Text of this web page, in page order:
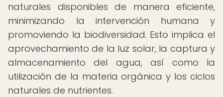
naturales disponibles de manera eficiente,
minimizando la intervención humana y
promoviendo la biodiversidad. Esto implica el
aprovechamiento de la luz solar, la captura y
almacenamiento del agua, así como la
utilización de la materia orgánica y los ciclos
naturales de nutrientes.